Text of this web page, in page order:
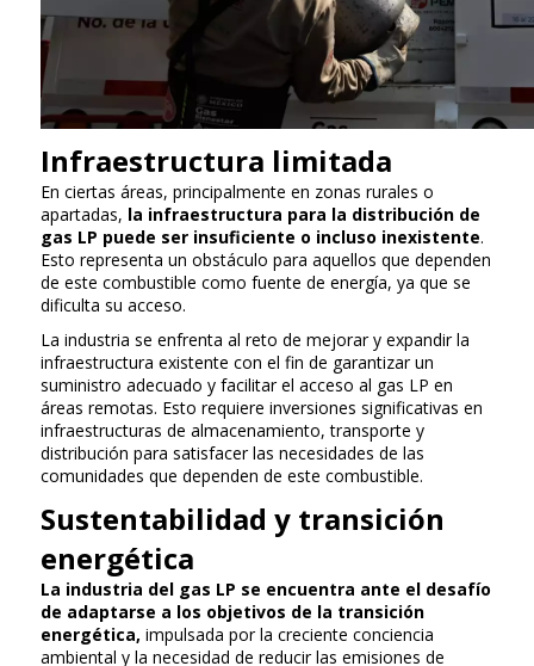
Infraestructura limitada
En ciertas áreas, principalmente en zonas rurales o
apartadas, la infraestructura para la distribución de
gas LP puede ser insuficiente o incluso inexistente.
Esto representa un obstáculo para aquellos que dependen
de este combustible como fuente de energía, ya que se
dificulta su acceso.
La industria se enfrenta al reto de mejorar y expandir la
infraestructura existente con el fin de garantizar un
suministro adecuado y facilitar el acceso al gas LP en
áreas remotas. Esto requiere inversiones significativas en
infraestructuras de almacenamiento, transporte y
distribución para satisfacer las necesidades de las
comunidades que dependen de este combustible.
Sustentabilidad y transición
energética
La industria del gas LP se encuentra ante el desafío
de adaptarse a los objetivos de la transición
energética, impulsada por la creciente conciencia
ambiental y la necesidad de reducir las emisiones de